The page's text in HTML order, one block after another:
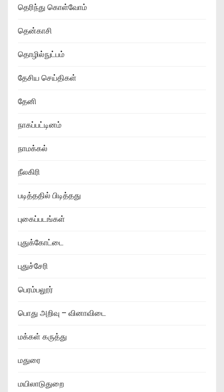
தெரிந்து கொள்வோம்
தென்காசி
தொழில்நுட்பம்
தேசிய செய்திகள்
தேனி
நாகப்பட்டினம்
நாமக்கல்
நீலகிரி
படித்ததில் பிடித்தது
புகைப்படங்கள்
புதுக்கோட்டை
புதுச்சேரி
பெரம்பலூர்
பொது அறிவு – வினாவிடை
மக்கள் கருத்து
மதுரை
மயிலாடுதுறை